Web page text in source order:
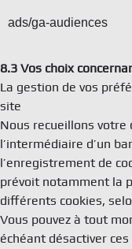
ads/ga-audiences
8.3 Vos choix
La gestion de vos
site
Nous recueillons
l’intermédiaire d’un
l’enregistrement de
prévoit notamment la
différents cookies,
Vous pouvez à tout
échéant désactiver